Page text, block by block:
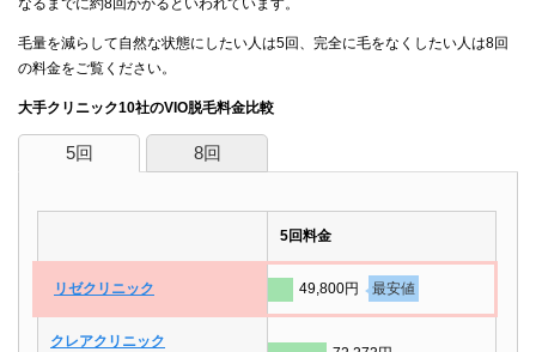
なるまでに約8回かかるといわれています。
毛量を減らして自然な状態にしたい人は5回、完全に毛をなくしたい人は8回
の料金をご覧ください。
大手クリニック10社のVIO脱毛料金比較
5回 8回
5回料金
リゼクリニック 49,800円 最安値
クレアクリニック